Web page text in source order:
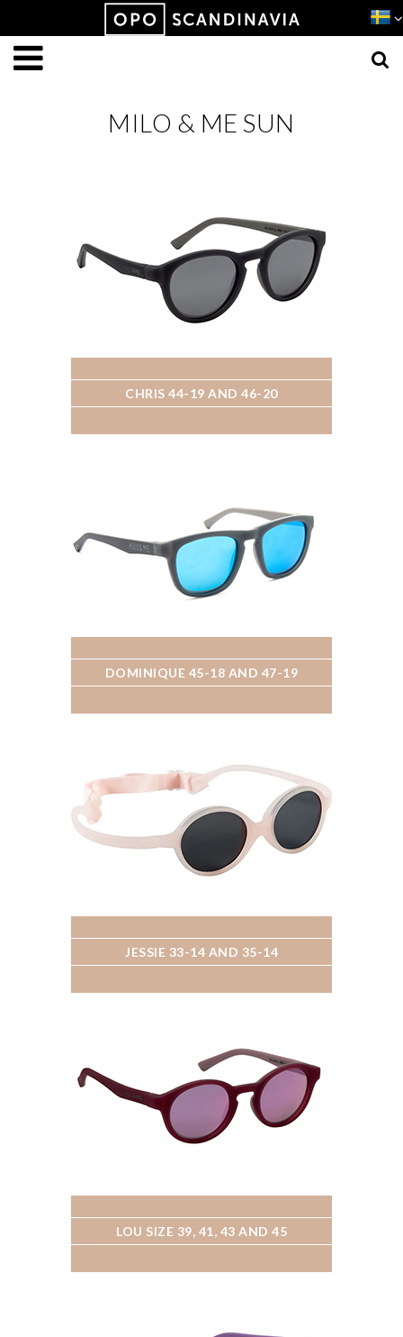
MILO & ME SUN
CHRIS 44-19 AND 46-20
DOMINIQUE 45-18 AND 47-19
JESSIE 33-14 AND 35-14
LOU SIZE 39, 41, 43 AND 45
Produkten har lagts i din varukorg
VISA VARUKORGEN TILL KASSAN